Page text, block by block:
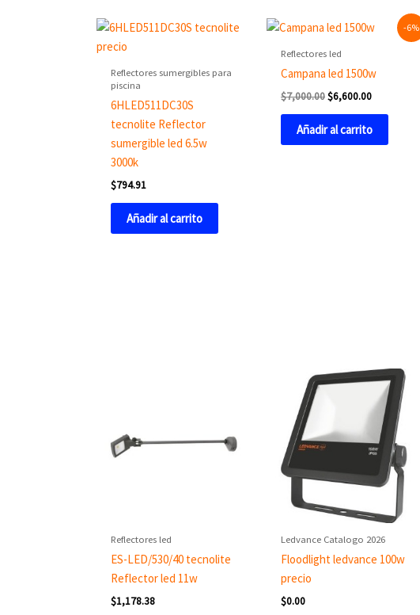
Reflectores sumergibles para
piscina
6HLED511DC30S
tecnolite Reflector
sumergible led 6.5w
3000k
$794.91
Añadir al carrito
-6%
Reflectores led
Campana led 1500w
$7,000.00
Original
was:
$6,600.00
Current
Añadir al carrito
Reflectores led
ES-LED/530/40 tecnolite
Reflector led 11w
$1,178.38
Ledvance Catalogo 2026
Floodlight ledvance 100w
precio
$0.00